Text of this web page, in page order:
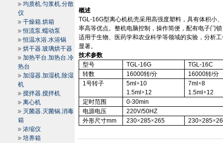
均质机.匀浆机.分散
仪
干燥箱.烘箱
恒流泵.蠕动泵
恒温水浴.水浴锅
烘干器.玻璃烘干器
加热平台.加热台.冷
热台
加湿器.加湿机.除湿
机
搅拌器.搅拌机
离心机
灭菌器.灭菌锅.消毒
箱
浓缩仪
培养箱
概述
TGL-16G型离心机机壳采用高强度塑料，具有体积小
率高等优点。整机电脑控制，操作简便，配有电子门
适用于生物、医药学和农业科学等领域的实验，分析
显著。
技术参数
型号
TGL-16G TGL-16C
转数
16000转/分 16000转/分
1号转子 5ml ×10
1.5ml ×12
7ml ×8
1.5ml ×12
定时范围
0-30min
电源电压
220V/50HZ
外形尺寸mm 230×285×265 230×285×